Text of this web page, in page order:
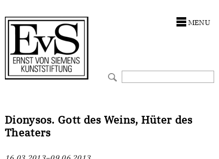
MENU
Dionysos. Gott des Weins, Hüter des
Theaters
Förderphilosophie
Gremien
Presse und Neuigkeiten
Ankauf
Restaurierungen
Werkverzeichnisse